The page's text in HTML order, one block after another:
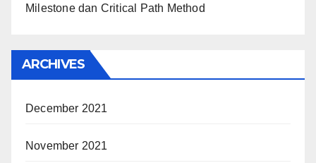
Milestone dan Critical Path Method
ARCHIVES
December 2021
November 2021